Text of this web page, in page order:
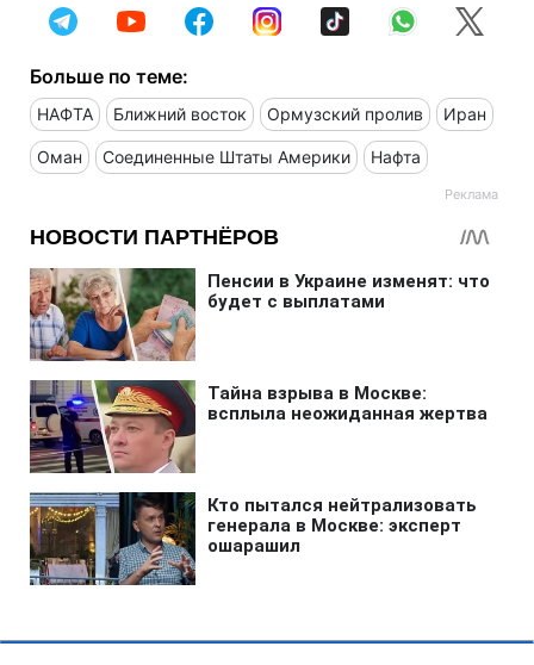
Больше по теме:
НАФТА Ближний восток Ормузский пролив Иран
Оман Соединенные Штаты Америки Нафта